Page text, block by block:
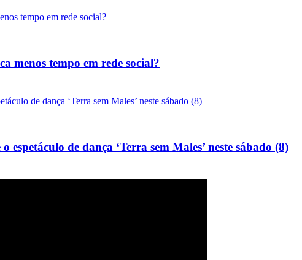
menos tempo em rede social?
espetáculo de dança ‘Terra sem Males’ neste sábado (8)